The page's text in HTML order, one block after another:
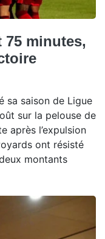
minutes,
sa saison de Ligue
sur la pelouse de
après l’expulsion
ont résisté
montants